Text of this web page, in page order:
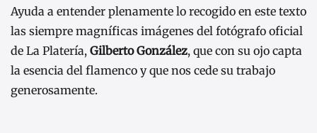
Ayuda a entender plenamente lo recogido en este texto
las siempre magníficas imágenes del fotógrafo oficial
de La Platería, Gilberto González, que con su ojo capta
la esencia del flamenco y que nos cede su trabajo
generosamente.